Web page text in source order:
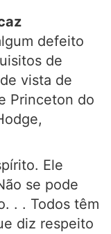
defeito
de
vista de
Princeton do
Ele
se pode
. . Todos têm
diz respeito